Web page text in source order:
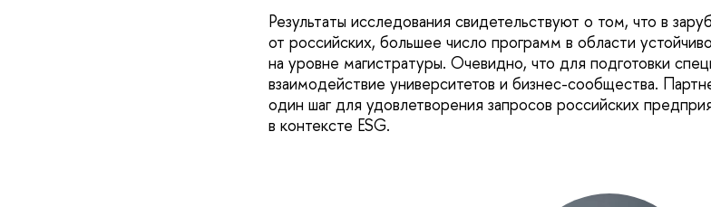
Результаты исследования свидетельствуют о том, что в
от российских, большее число программ в области
на уровне магистратуры. Очевидно, что для подготовки
взаимодействие университетов и бизнес-сообщества.
один шаг для удовлетворения запросов российских
в контексте ESG.